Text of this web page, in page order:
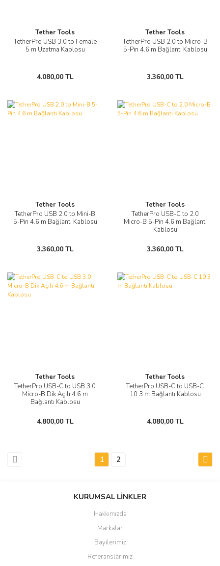
Tether Tools
TetherPro USB 3.0 to Female
5 m Uzatma Kablosu
4.080,00 TL
Tether Tools
TetherPro USB 2.0 to Micro-B
5-Pin 4.6 m Bağlantı Kablosu
3.360,00 TL
Tether Tools
TetherPro USB 2.0 to Mini-B
5-Pin 4.6 m Bağlantı Kablosu
3.360,00 TL
Tether Tools
TetherPro USB-C to 2.0
Micro-B 5-Pin 4.6 m Bağlantı
Kablosu
3.360,00 TL
Tether Tools
TetherPro USB-C to USB 3.0
Micro-B Dik Açılı 4.6 m
Bağlantı Kablosu
4.800,00 TL
Tether Tools
TetherPro USB-C to USB-C
10 3 m Bağlantı Kablosu
4.080,00 TL
1 2
KURUMSAL LİNKLER
Hakkımızda
Markalar
Bayilerimiz
Referanslarımız